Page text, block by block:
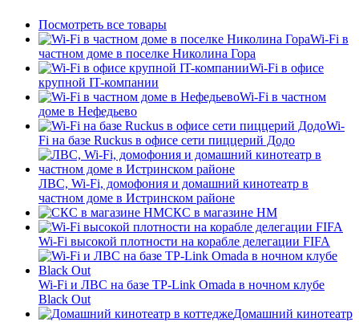
Посмотреть все товары
Wi-Fi в
частном доме в поселке Николина Гора
Wi-Fi в офисе
крупной IT-компании
Wi-Fi в частном
доме в Нефедьево
Wi-
Fi на базе Ruckus в офисе сети пиццерий Додо
ЛВС, Wi-Fi, домофония и домашний кинотеатр в
частном доме в Истринском районе
СКС в магазине HM
Wi-Fi высокой плотности на корабле делегации FIFA
Wi-Fi и ЛВС на базе TP-Link Omada в ночном клубе
Black Out
Домашний кинотеатр